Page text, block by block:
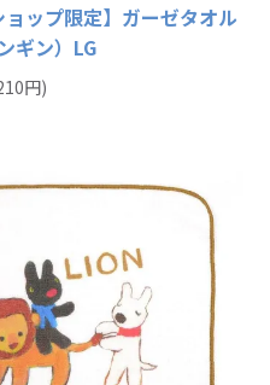
ョップ限定】ガーゼタオル
ギン）LG
円)